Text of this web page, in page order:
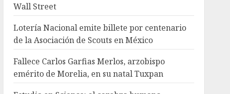
Wall Street
Lotería Nacional emite billete por centenario
de la Asociación de Scouts en México
Fallece Carlos Garfias Merlos, arzobispo
emérito de Morelia, en su natal Tuxpan
4
cerebro humano
evolucionó gracias al
azúcar de la fruta
AGOSTO 7, 2026
Internacional
EE.UU. amplía revisión